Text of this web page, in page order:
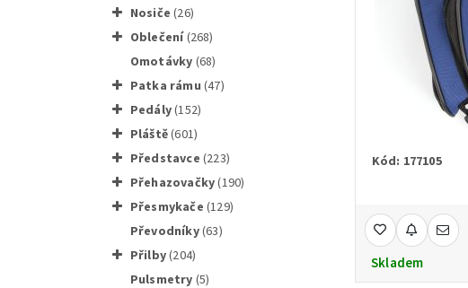
nosiče(26)
oblečení(268)
omotávky (68)
patka rámu(47)
pedály(152)
pláště(601)
představce(223)
přehazovačky(190)
přesmykače(129)
převodníky(63)
přilby(204)
pulsmetry (5)
Kód: 177105
Skladem